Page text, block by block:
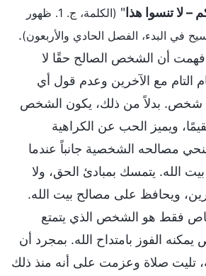
– لا تنسوا هذا"
(الكلمة، ج. 1. ظهور
في البدء، الفصل الحادي والأربعون).
فهمت أن الشخص الصالح حقًا لا
التام مع الآخرين وعدم قول أي
بدلاً من ذلك، يكون الشخص
ويميز الحب عن الكراهية
مصالحه الشخصية جانباً عندما
الله. يتمسك بمبادئ الحق، ولا
ويحافظ على مصالح بيت الله.
فقط هو الشخص الذي يتمتع
الفوز بامتداح الله. بمجرد أن
تليت صلاة وعزمت على أنه منذ ذلك